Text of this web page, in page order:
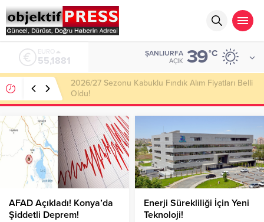
ALTIN
6.660,55
ŞANLIURFA
AÇIK 39°C
Haliliye Belediyesi Her Gün 4 Bin 898 Kişiye Sıcak
Yemek Ulaştırıyor!
AFAD Açıkladı! Konya’da
Şiddetli Deprem!
Enerji Sürekliliği İçin Yeni
Teknoloji!